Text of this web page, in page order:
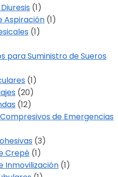
(1)
Aspiración (1)
(1)
para Suministro de Sueros
(1)
(20)
(12)
de Emergencias
(3)
Crepé (1)
Inmovilización (1)